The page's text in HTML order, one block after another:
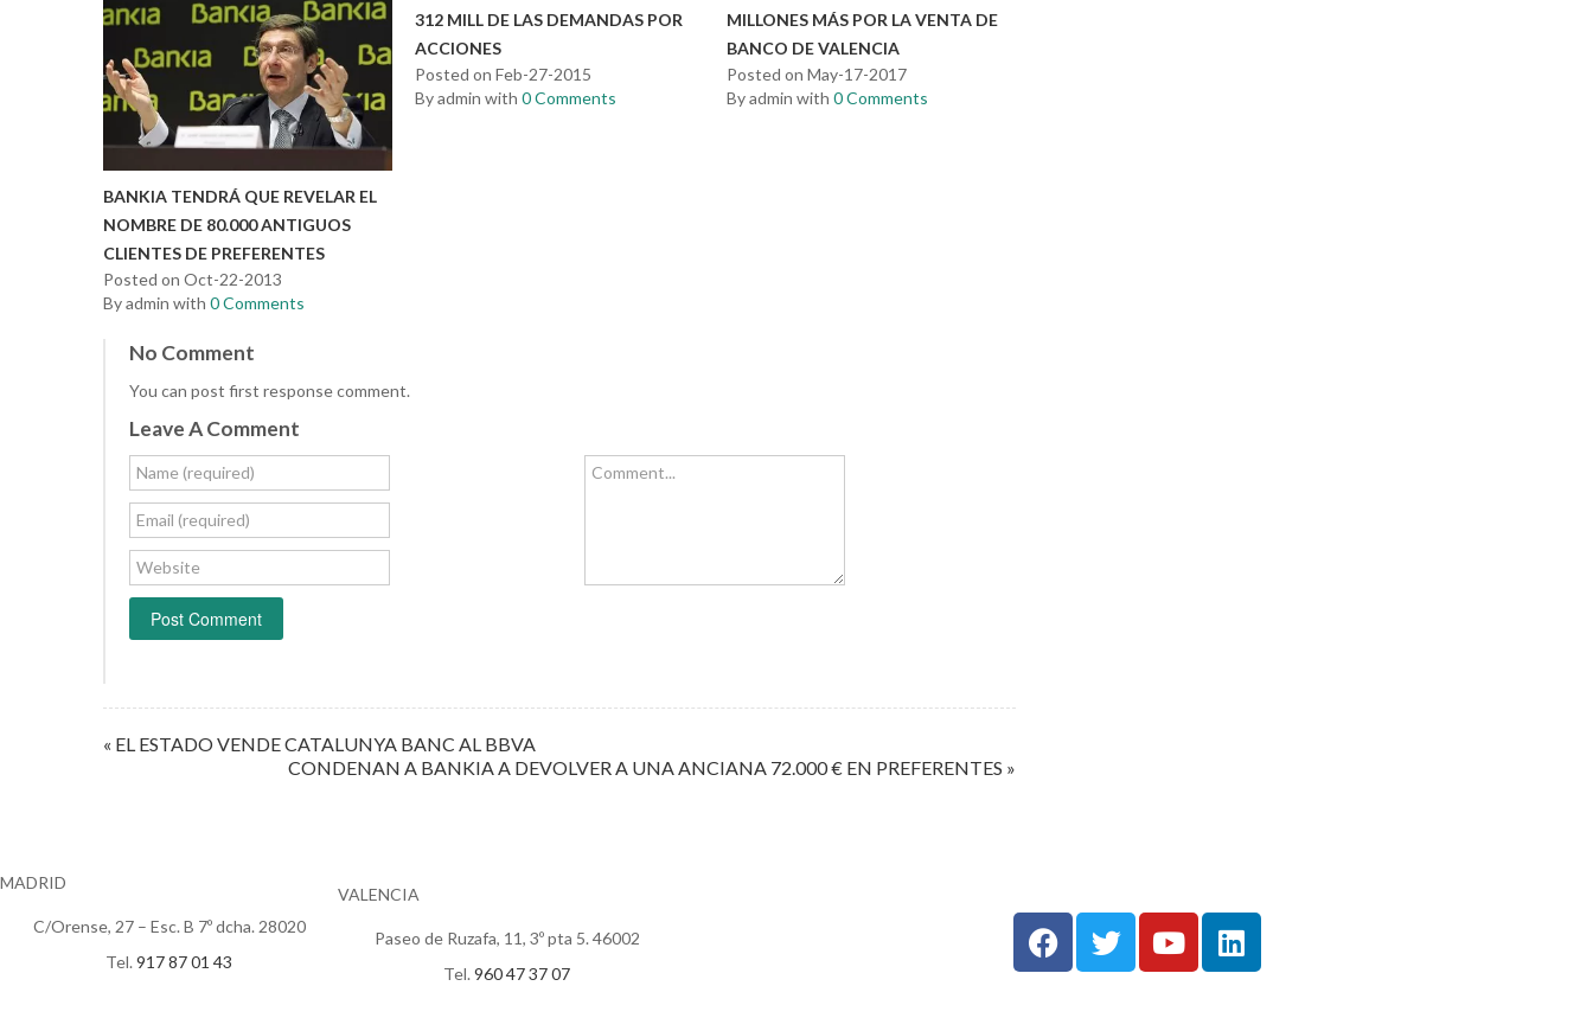
BANKIA TENDRÁ QUE REVELAR EL
NOMBRE DE 80.000 ANTIGUOS
CLIENTES DE PREFERENTES
Posted on Oct-22-2013
By admin with 0 Comments
312 MILL DE LAS DEMANDAS POR
ACCIONES
Posted on Feb-27-2015
By admin with0 Comments
MILLONES MÁS POR LA VENTA DE
BANCO DE VALENCIA
Posted on May-17-2017
By admin with0 Comments
No Comment
You can post first response comment.
Leave A Comment
Name (required)
Email (required)
Website
Comment...
« EL ESTADO VENDE CATALUNYA BANC AL BBVA
CONDENAN A BANKIA A DEVOLVER A UNA ANCIANA 72.000 € EN PREFERENTES »
MADRID
C/Orense, 27 – Esc. B 7º dcha. 28020
Tel. 917 87 01 43
VALENCIA
Paseo de Ruzafa, 11, 3º pta 5. 46002
Tel. 960 47 37 07